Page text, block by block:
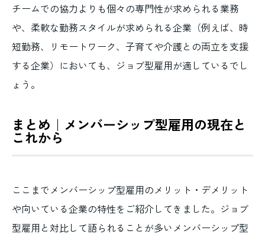
チームでの協力よりも個々の専門性が求められる業務
や、柔軟な勤務スタイルが求められる企業（例えば、時
短勤務、リモートワーク、子育てや介護との両立を支援
する企業）においても、ジョブ型雇用が適しているでし
ょう。
まとめ｜メンバーシップ型雇用の現在と
これから
ここまでメンバーシップ型雇用のメリット・デメリット
や向いている企業の特性をご紹介してきました。ジョブ
型雇用と対比して語られることが多いメンバーシップ型